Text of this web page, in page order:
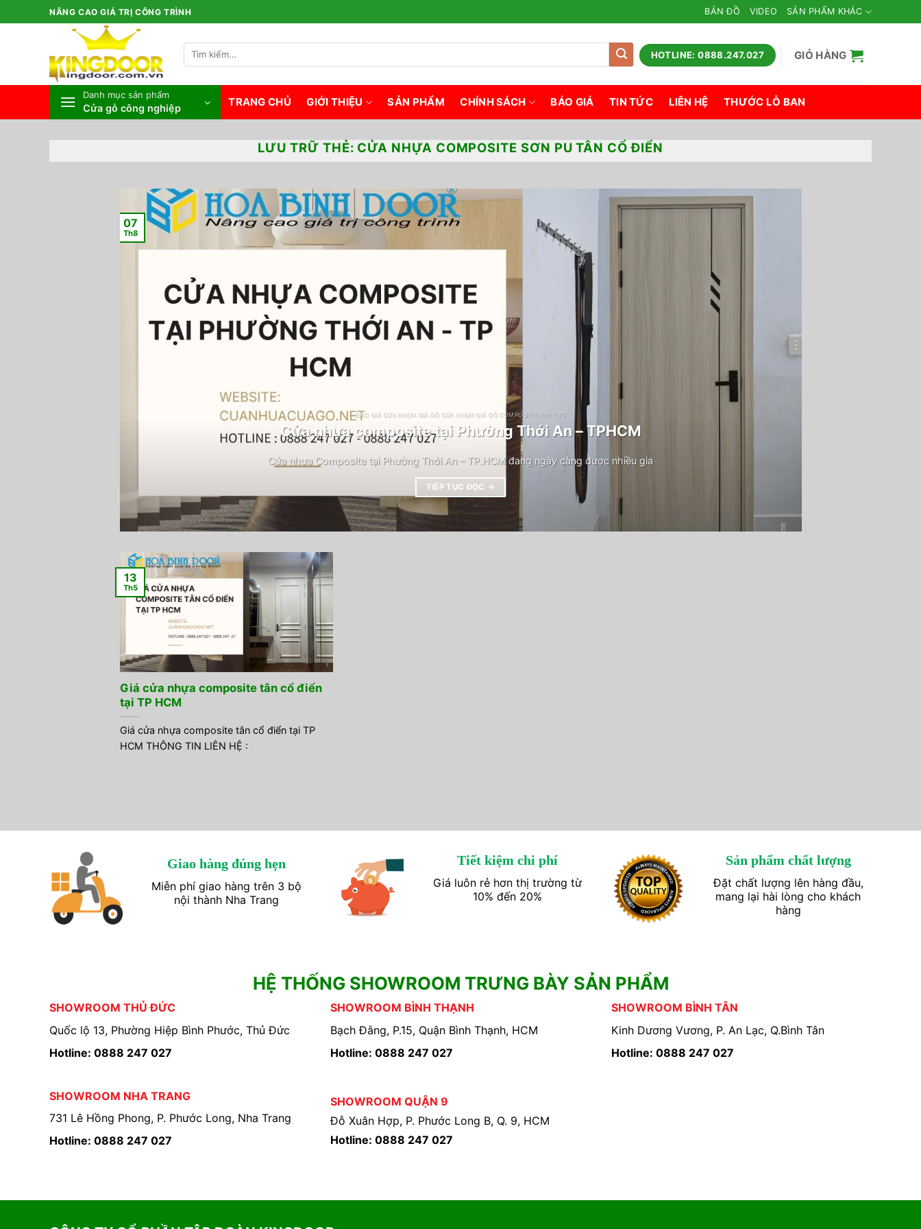
qua
NÂNG CAO GIÁ TRỊ CÔNG TRÌNH BẢN ĐỒ VIDEO SẢN PHẨM KHÁC
Tìm
kiếm:
HOTLINE: 0888.247.027 GIỎ HÀNG
Danh mục sản phẩm
Cửa gỗ công nghiệp TRANG CHỦ GIỚI THIỆU SẢN PHẨM CHÍNH SÁCH BÁO GIÁ TIN TỨC LIÊN HỆ THƯỚC LỖ BAN
LƯU TRỮ THẺ: CỬA NHỰA COMPOSITE SƠN PU TÂN CỔ ĐIỂN
BÁO GIÁ CỬA NHỰA GIẢ GỖ CỬA NHỰA GIẢ GỖ COMPOSITE TIN TỨC
Cửa nhựa composite tại Phường Thới An – TPHCM
Cửa nhựa Composite tại Phường Thới An – TP.HCM đang ngày càng được nhiều gia
TIẾP TỤC ĐỌC →
07
Th8
Giá cửa nhựa composite tân cổ điển
tại TP HCM
Giá cửa nhựa composite tân cổ điển tại TP
HCM THÔNG TIN LIÊN HỆ :
13
Th5
Giao hàng đúng hẹn
Miễn phí giao hàng trên 3 bộ
nội thành Nha Trang
Tiết kiệm chi phí
Giá luôn rẻ hơn thị trường từ
10% đến 20%
Sản phẩm chất lượng
Đặt chất lượng lên hàng đầu,
mang lại hài lòng cho khách
hàng
HỆ THỐNG SHOWROOM TRƯNG BÀY SẢN PHẨM
SHOWROOM THỦ ĐỨC
Quốc lộ 13, Phường Hiệp Bình Phước, Thủ Đức
Hotline: 0888 247 027
SHOWROOM BÌNH THẠNH
Bạch Đằng, P.15, Quận Bình Thạnh, HCM
Hotline: 0888 247 027
SHOWROOM BÌNH TÂN
Kinh Dương Vương, P. An Lạc, Q.Bình Tân
Hotline: 0888 247 027
SHOWROOM NHA TRANG
731 Lê Hồng Phong, P. Phước Long, Nha Trang
Hotline: 0888 247 027
SHOWROOM QUẬN 9
Đỗ Xuân Hợp, P. Phước Long B, Q. 9, HCM
Hotline: 0888 247 027